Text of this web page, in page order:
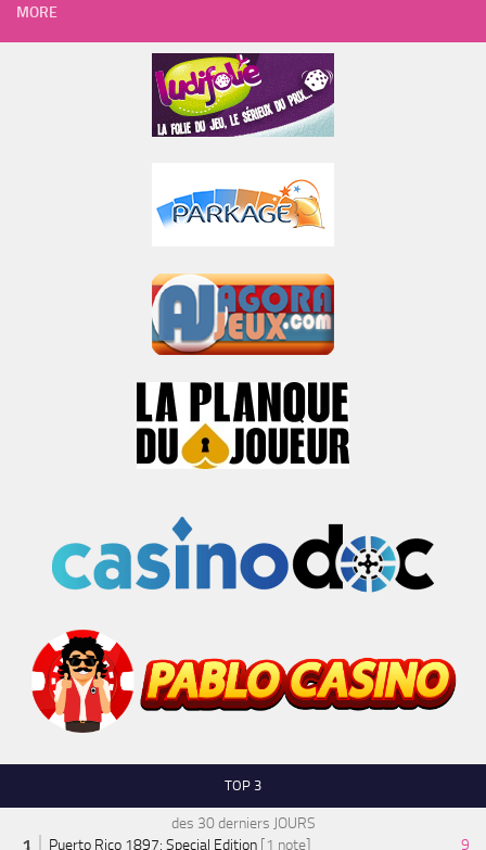
MORE
TOP 3
des 30 derniers JOURS
Puerto Rico 1897: Special Edition [1 note]
9